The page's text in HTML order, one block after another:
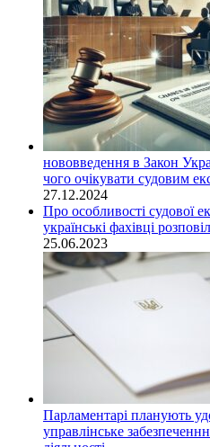
нововведення в Закон
чого очікувати судовим
27.12.2024
Про особливості судової
українські фахівці
25.06.2023
Парламентарі планують
управлінське